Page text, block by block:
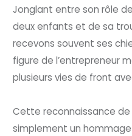
Jonglant entre son rôle
deux enfants et de sa
recevons souvent ses
figure de l’entrepreneur
plusieurs vies de front
Cette reconnaissance de
simplement un